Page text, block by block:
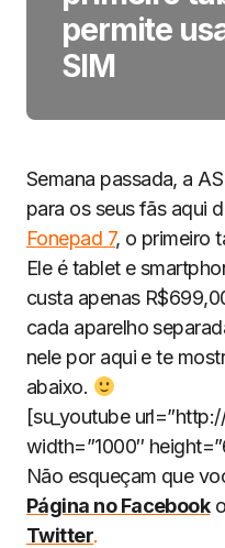
permite
SIM
Semana passada, a
para os seus fãs aqui
Fonepad 7, o primeiro
Ele é tablet e
custa apenas
cada aparelho
nele por aqui e te
abaixo.
[su_youtube
width=”1000″
Não esqueçam que
Página no Facebook
Twitter.